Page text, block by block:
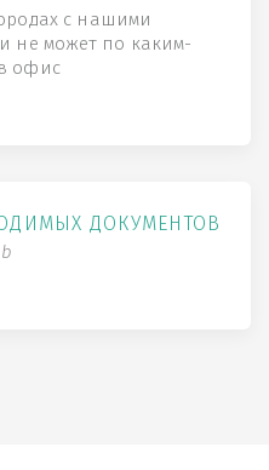
с нашими
не может по каким-
офис
ДОКУМЕНТОВ